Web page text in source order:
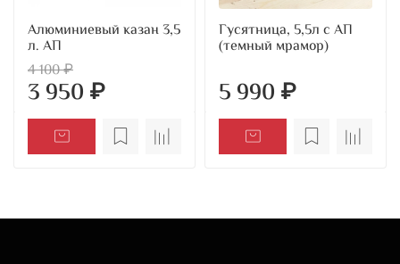
Алюминиевый казан 3,5
л. АП
4 100 ₽
3 950 ₽
Гусятница, 5,5л с АП
(темный мрамор)
5 990 ₽